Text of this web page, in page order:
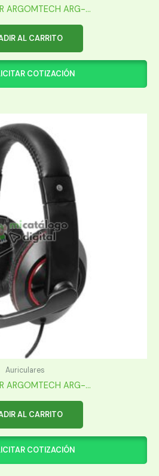
ARGOMTECH ARG-...
AL CARRITO
COTIZACIÓN
Auriculares
ARGOMTECH ARG-...
AL CARRITO
COTIZACIÓN